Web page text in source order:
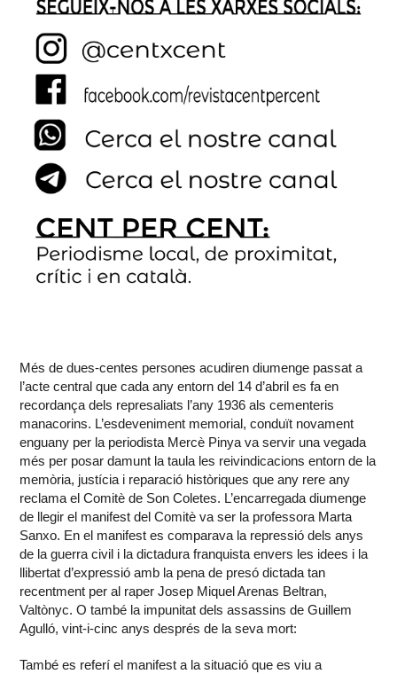
Més de dues-centes persones acudiren diumenge passat a
l’acte central que cada any entorn del 14 d’abril es fa en
recordança dels represaliats l’any 1936 als cementeris
manacorins. L’esdeveniment memorial, conduït novament
enguany per la periodista Mercè Pinya va servir una vegada
més per posar damunt la taula les reivindicacions entorn de la
memòria, justícia i reparació històriques que any rere any
reclama el Comitè de Son Coletes. L’encarregada diumenge
de llegir el manifest del Comitè va ser la professora Marta
Sanxo. En el manifest es comparava la repressió dels anys
de la guerra civil i la dictadura franquista envers les idees i la
llibertat d’expressió amb la pena de presó dictada tan
recentment per al raper Josep Miquel Arenas Beltran,
Valtònyc. O també la impunitat dels assassins de Guillem
Agulló, vint-i-cinc anys després de la seva mort:
També es referí el manifest a la situació que es viu a